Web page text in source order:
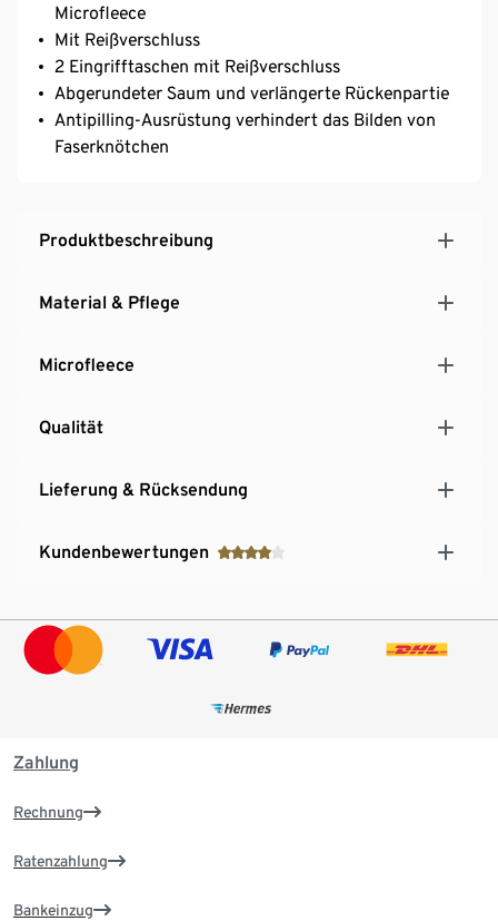
Microfleece
Mit Reißverschluss
2 Eingrifftaschen mit Reißverschluss
Abgerundeter Saum und verlängerte Rückenpartie
Antipilling-Ausrüstung verhindert das Bilden von
Faserknötchen
Produktbeschreibung
Material & Pflege
Microfleece
Qualität
Lieferung & Rücksendung
Kundenbewertungen
Zahlung
Rechnung
Ratenzahlung
Bankeinzug